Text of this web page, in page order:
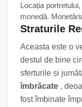
Locația
monedă.
Straturile
Aceasta este o
destul de bine
sferturile și
îmbrăcate ,
fost îmbinate